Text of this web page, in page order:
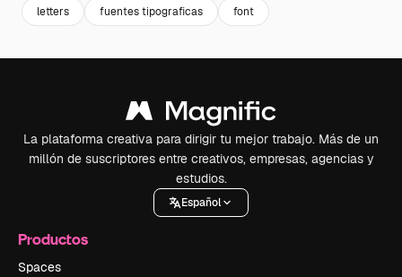
letters fuentes tipograficas font
La plataforma creativa para dirigir tu mejor trabajo. Más de un
millón de suscriptores entre creativos, empresas, agencias y
estudios.
Español
Productos
Spaces